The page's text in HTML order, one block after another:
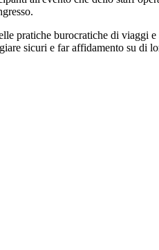
pratiche burocratiche di viaggi
sicuri e far affidamento su di